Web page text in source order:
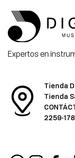
Expertos en
Tienda
Tienda
2259-